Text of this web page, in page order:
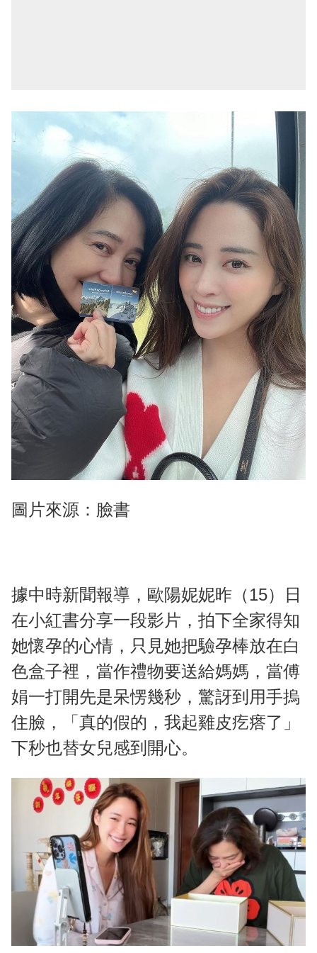
圖片來源：臉書
據中時新聞報導，歐陽妮妮昨（15）日
在小紅書分享一段影片，拍下全家得知
她懷孕的心情，只見她把驗孕棒放在白
色盒子裡，當作禮物要送給媽媽，當傅
娟一打開先是呆愣幾秒，驚訝到用手摀
住臉，「真的假的，我起雞皮疙瘩了」
下秒也替女兒感到開心。